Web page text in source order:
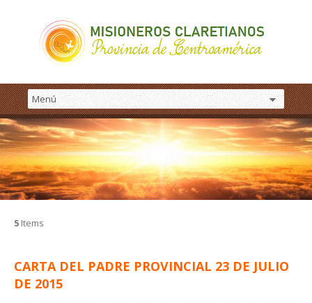
5 Items
CARTA DEL PADRE PROVINCIAL 23 DE JULIO
DE 2015